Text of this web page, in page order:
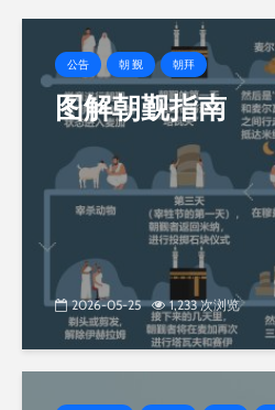
公告 朝 觐 朝拜
图解朝觐指南
2026-05-25 1,233 次浏览